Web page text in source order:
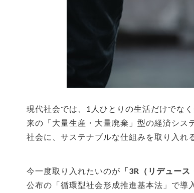
現代社会では、1人ひとりの生活だけでな
来の「大量生産・大量廃棄」型の経済シス
社会に、サステナブルな仕組みを取り入れ
今一度取り入れたいのが 「3R（リデュー
公布の「循環型社会形成推進基本法」で導